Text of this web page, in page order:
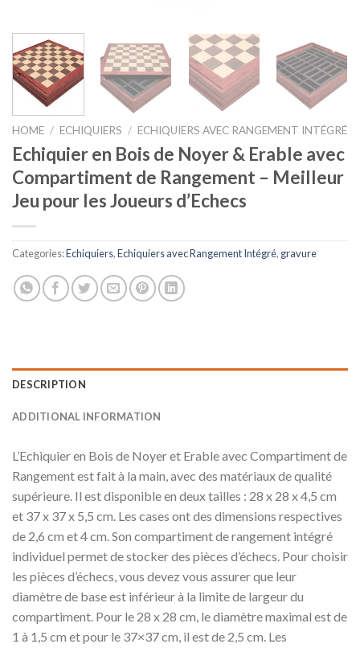
HOME / ECHIQUIERS / ECHIQUIERS AVEC RANGEMENT INTÉGRÉ
Echiquier en Bois de Noyer & Erable avec
Compartiment de Rangement – Meilleur
Jeu pour les Joueurs d’Echecs
Categories:Echiquiers,Echiquiers avec Rangement Intégré, gravure
DESCRIPTION
ADDITIONAL INFORMATION
L’Echiquier en Bois de Noyer et Erable avec Compartiment de
Rangement est fait à la main, avec des matériaux de qualité
supérieure. Il est disponible en deux tailles : 28 x 28 x 4,5 cm
et 37 x 37 x 5,5 cm. Les cases ont des dimensions respectives
de 2,6 cm et 4 cm. Son compartiment de rangement intégré
individuel permet de stocker des pièces d’échecs. Pour choisir
les pièces d’échecs, vous devez vous assurer que leur
diamètre de base est inférieur à la limite de largeur du
compartiment. Pour le 28 x 28 cm, le diamètre maximal est de
1 à 1,5 cm et pour le 37×37 cm, il est de 2,5 cm. Les